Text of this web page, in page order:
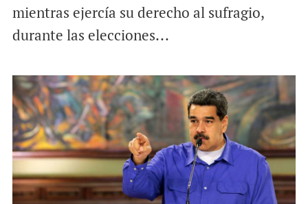
mientras ejercía su derecho al sufragio,
durante las elecciones...